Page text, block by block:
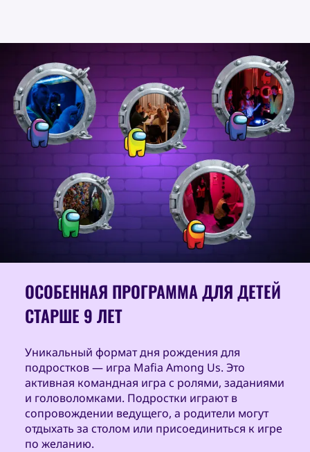
ОСОБЕННАЯ ПРОГРАММА ДЛЯ ДЕТЕЙ
СТАРШЕ 9 ЛЕТ
Уникальный формат дня рождения для
подростков — игра Mafia Among Us. Это
активная командная игра с ролями, заданиями
и головоломками. Подростки играют в
сопровождении ведущего, а родители могут
отдыхать за столом или присоединиться к игре
по желанию.